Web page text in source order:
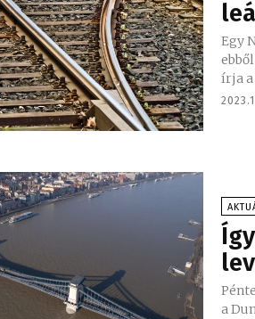
Egy
írja a
a Duna